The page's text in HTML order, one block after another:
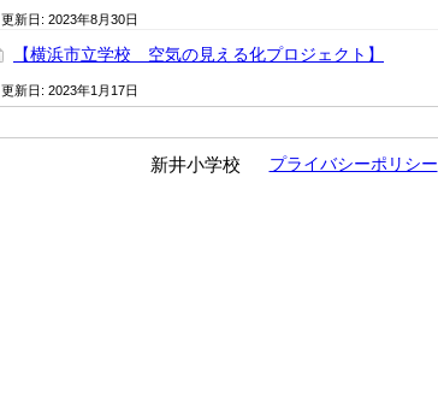
更新日: 2023年8月30日
【横浜市立学校 空気の見える化プロジェクト】
更新日: 2023年1月17日
新井小学校 プライバシーポリシー